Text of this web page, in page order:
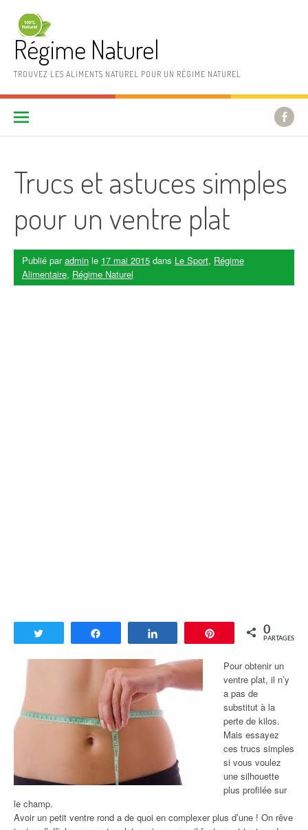
Régime Naturel
TROUVEZ LES ALIMENTS NATUREL POUR UN RÉGIME NATUREL
Trucs et astuces simples
pour un ventre plat
Publié paradmin le 17 mai 2015 dans Le Sport, Régime
Alimentaire, Régime Naturel
Enregistrer
0
PARTAGES
Pour obtenir un
ventre plat, il n’y
a pas de
substitut à la
perte de kilos.
Mais essayez
ces trucs simples
si vous voulez
une silhouette
plus profilée sur
le champ.
Avoir un petit ventre rond a de quoi en complexer plus d’une ! On rêve